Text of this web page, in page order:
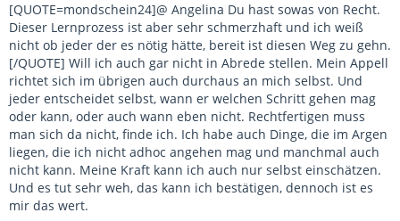
[QUOTE=mondschein24]@ Angelina Du hast sowas von Recht.
Dieser Lernprozess ist aber sehr schmerzhaft und ich weiß
nicht ob jeder der es nötig hätte, bereit ist diesen Weg zu gehn.
[/QUOTE] Will ich auch gar nicht in Abrede stellen. Mein Appell
richtet sich im übrigen auch durchaus an mich selbst. Und
jeder entscheidet selbst, wann er welchen Schritt gehen mag
oder kann, oder auch wann eben nicht. Rechtfertigen muss
man sich da nicht, finde ich. Ich habe auch Dinge, die im Argen
liegen, die ich nicht adhoc angehen mag und manchmal auch
nicht kann. Meine Kraft kann ich auch nur selbst einschätzen.
Und es tut sehr weh, das kann ich bestätigen, dennoch ist es
mir das wert.